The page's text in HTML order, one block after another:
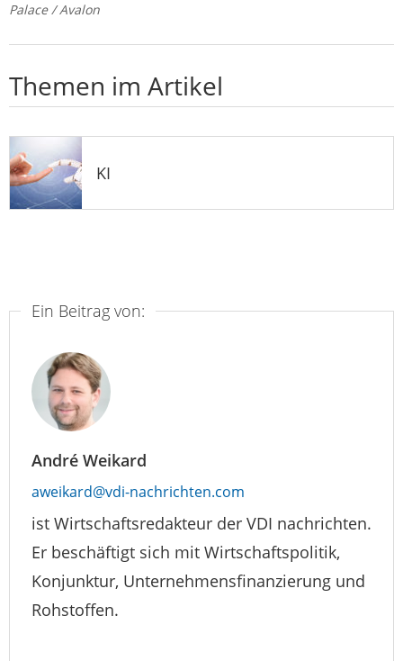
Palace / Avalon
Themen im Artikel
KI
Ein Beitrag von:
André Weikard
aweikard@vdi-nachrichten.com
ist Wirtschaftsredakteur der VDI nachrichten.
Er beschäftigt sich mit Wirtschaftspolitik,
Konjunktur, Unternehmensfinanzierung und
Rohstoffen.